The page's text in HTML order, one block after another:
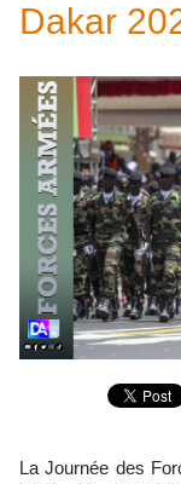
Dakar
La Journée des Forces Armées sera célébrée cette année, le